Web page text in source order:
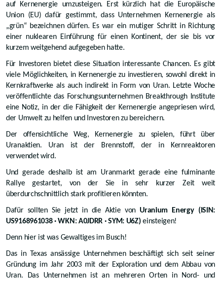
auf Kernenergie umzusteigen. Erst kürzlich hat die Europäische
Union (EU) dafür gestimmt, dass Unternehmen Kernenergie als
„grün“ bezeichnen dürfen. Es war ein mutiger Schritt in Richtung
einer nuklearen Einführung für einen Kontinent, der sie bis vor
kurzem weitgehend aufgegeben hatte.
Für Investoren bietet diese Situation interessante Chancen. Es gibt
viele Möglichkeiten, in Kernenergie zu investieren, sowohl direkt in
Kernkraftwerke als auch indirekt in Form von Uran. Letzte Woche
veröffentlichte das Forschungsunternehmen Breakthrough Institute
eine Notiz, in der die Fähigkeit der Kernenergie angepriesen wird,
der Umwelt zu helfen und Investoren zu bereichern.
Der offensichtliche Weg, Kernenergie zu spielen, führt über
Uranaktien. Uran ist der Brennstoff, der in Kernreaktoren
verwendet wird.
Und gerade deshalb ist am Uranmarkt gerade eine fulminante
Rallye gestartet, von der Sie in sehr kurzer Zeit weit
überdurchschnittlich stark profitieren könnten.
Dafür sollten Sie jetzt in die Aktie vonUranium Energy (ISIN:
US9168961038 · WKN: A0JDRR · SYM: U6Z) einsteigen!
Denn hier ist was Gewaltiges im Busch!
Das in Texas ansässige Unternehmen beschäftigt sich seit seiner
Gründung im Jahr 2003 mit der Exploration und dem Abbau von
Uran. Das Unternehmen ist an mehreren Orten in Nord- und